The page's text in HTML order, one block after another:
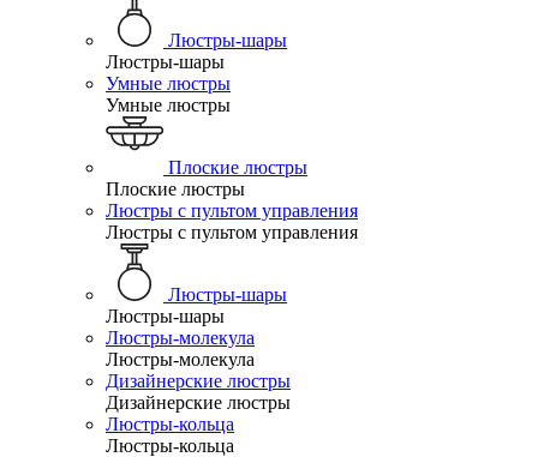
Люстры-шары
Люстры-шары
Умные люстры
Умные люстры
Плоские люстры
Плоские люстры
Люстры с пультом управления
Люстры с пультом управления
Люстры-шары
Люстры-шары
Люстры-молекула
Люстры-молекула
Дизайнерские люстры
Дизайнерские люстры
Люстры-кольца
Люстры-кольца